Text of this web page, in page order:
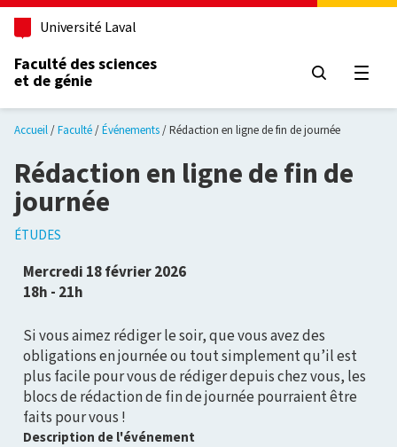
Aller au contenu principal
Université Laval
Faculté des sciences
et de génie
Accueil Faculté Événements Rédaction en ligne de fin de journée
Rédaction en ligne de fin de
journée
ÉTUDES
Mercredi 18 février 2026
18h - 21h
Si vous aimez rédiger le soir, que vous avez des
obligations en journée ou tout simplement qu’il est
plus facile pour vous de rédiger depuis chez vous, les
blocs de rédaction de fin de journée pourraient être
faits pour vous !
Description de l'événement